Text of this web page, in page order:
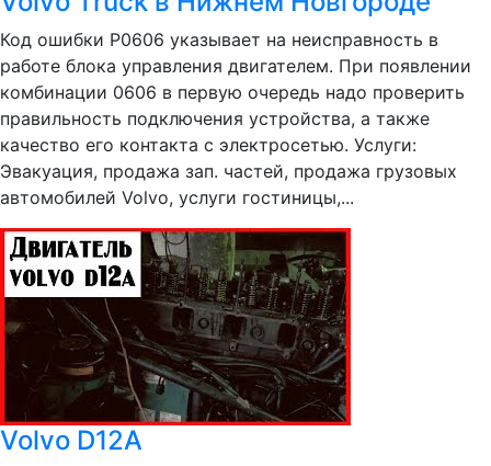
Код ошибки Р0606 указывает на неисправность в
работе блока управления двигателем. При появлении
комбинации 0606 в первую очередь надо проверить
правильность подключения устройства, а также
качество его контакта с электросетью. Услуги:
Эвакуация, продажа зап. частей, продажа грузовых
автомобилей Volvo, услуги гостиницы,...
Volvo D12A